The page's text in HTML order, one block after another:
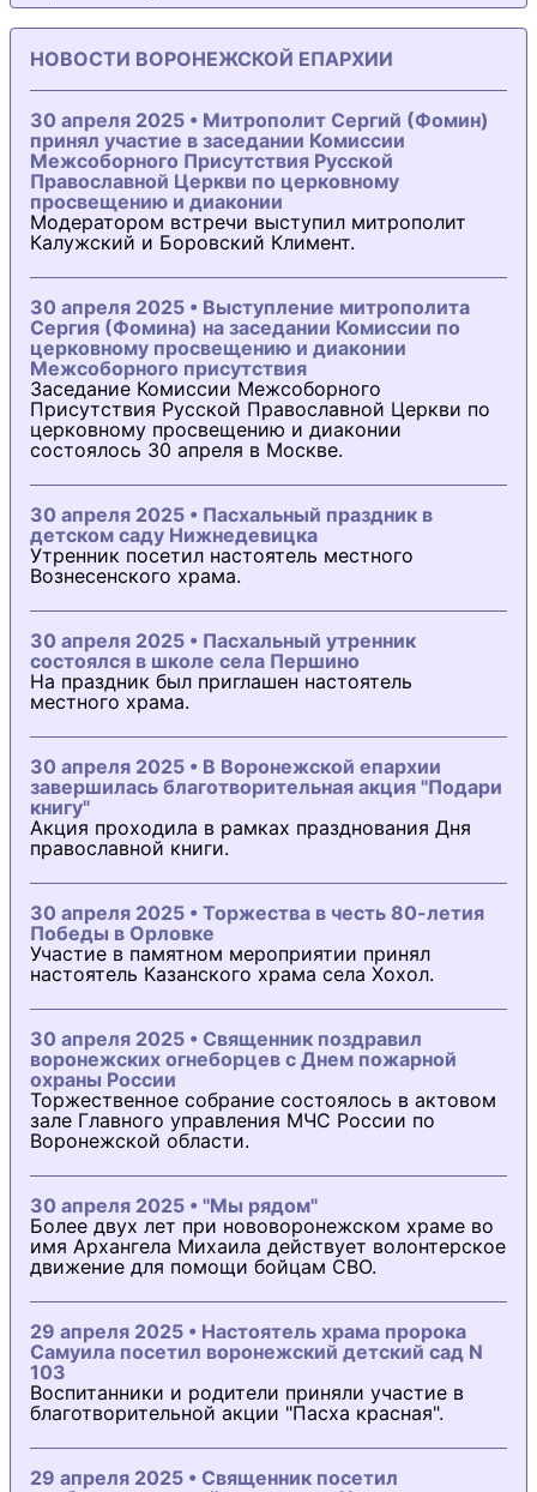
НОВОСТИ ВОРОНЕЖСКОЙ ЕПАРХИИ
30 апреля 2025 • Митрополит Сергий (Фомин)
принял участие в заседании Комиссии
Межсоборного Присутствия Русской
Православной Церкви по церковному
просвещению и диаконии
Модератором встречи выступил митрополит
Калужский и Боровский Климент.
30 апреля 2025 • Выступление митрополита
Сергия (Фомина) на заседании Комиссии по
церковному просвещению и диаконии
Межсоборного присутствия
Заседание Комиссии Межсоборного
Присутствия Русской Православной Церкви по
церковному просвещению и диаконии
состоялось 30 апреля в Москве.
30 апреля 2025 • Пасхальный праздник в
детском саду Нижнедевицка
Утренник посетил настоятель местного
Вознесенского храма.
30 апреля 2025 • Пасхальный утренник
состоялся в школе села Першино
На праздник был приглашен настоятель
местного храма.
30 апреля 2025 • В Воронежской епархии
завершилась благотворительная акция "Подари
книгу"
Акция проходила в рамках празднования Дня
православной книги.
30 апреля 2025 • Торжества в честь 80-летия
Победы в Орловке
Участие в памятном мероприятии принял
настоятель Казанского храма села Хохол.
30 апреля 2025 • Священник поздравил
воронежских огнеборцев с Днем пожарной
охраны России
Торжественное собрание состоялось в актовом
зале Главного управления МЧС России по
Воронежской области.
30 апреля 2025 • "Мы рядом"
Более двух лет при нововоронежском храме во
имя Архангела Михаила действует волонтерское
движение для помощи бойцам СВО.
29 апреля 2025 • Настоятель храма пророка
Самуила посетил воронежский детский сад N
103
Воспитанники и родители приняли участие в
благотворительной акции "Пасха красная".
29 апреля 2025 • Священник посетил